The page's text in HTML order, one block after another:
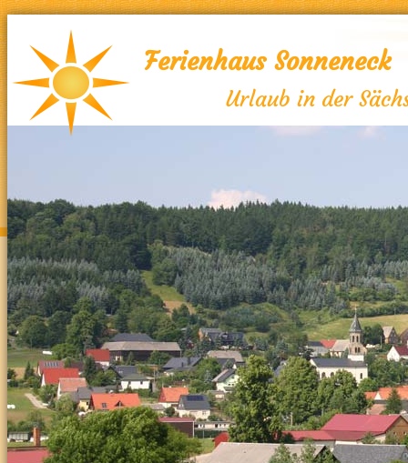
Ferienhaus Sonneneck
Urlaub in der